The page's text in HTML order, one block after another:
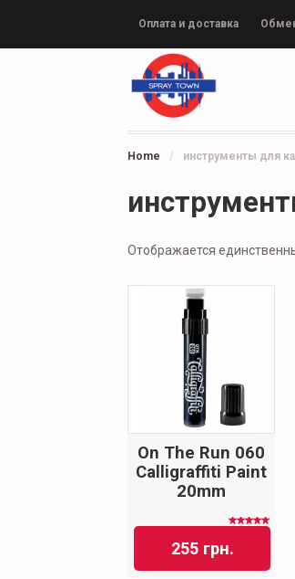
Оплата и доставка
Home / инструменты для
Отображается
On The Run 060
Calligraffiti Paint
20mm
255 грн.